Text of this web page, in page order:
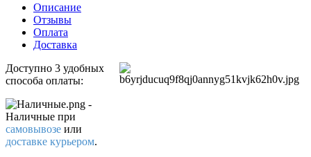
Описание
Отзывы
Оплата
Доставка
Доступно 3 удобных
способа оплаты:
-
Наличные при
самовывозе или
доставке курьером.